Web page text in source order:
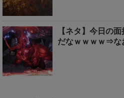
【ネタ】今日の
だなｗｗｗｗ⇒な